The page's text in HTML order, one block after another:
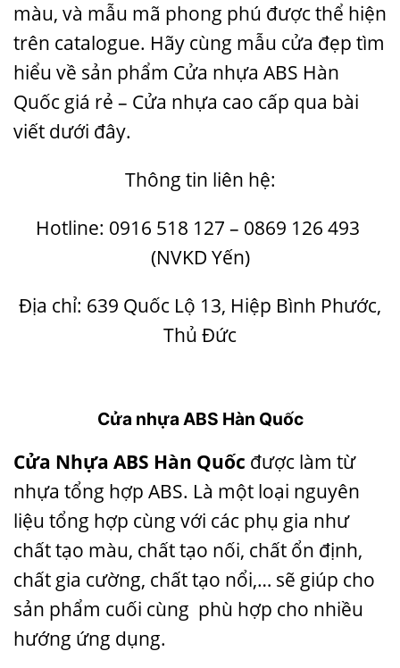
màu, và mẫu mã phong phú được thể hiện
trên catalogue. Hãy cùng mẫu cửa đẹp tìm
hiểu về sản phẩm Cửa nhựa ABS Hàn
Quốc giá rẻ – Cửa nhựa cao cấp qua bài
viết dưới đây.
Thông tin liên hệ:
Hotline: 0916 518 127 – 0869 126 493
(NVKD Yến)
Địa chỉ: 639 Quốc Lộ 13, Hiệp Bình Phước,
Thủ Đức
Cửa nhựa ABS Hàn Quốc
Cửa Nhựa ABS Hàn Quốc được làm từ
nhựa tổng hợp ABS. Là một loại nguyên
liệu tổng hợp cùng với các phụ gia như
chất tạo màu, chất tạo nối, chất ổn định,
chất gia cường, chất tạo nổi,… sẽ giúp cho
sản phẩm cuối cùng phù hợp cho nhiều
hướng ứng dụng.